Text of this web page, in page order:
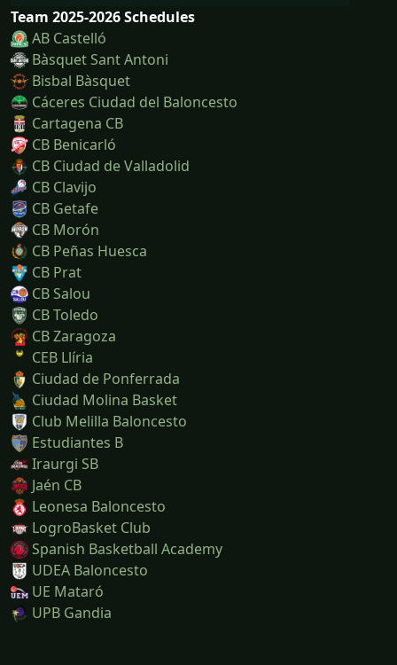
Team 2025-2026 Schedules
AB Castelló
Bàsquet Sant Antoni
Bisbal Bàsquet
Cáceres Ciudad del Baloncesto
Cartagena CB
CB Benicarló
CB Ciudad de Valladolid
CB Clavijo
CB Getafe
CB Morón
CB Peñas Huesca
CB Prat
CB Salou
CB Toledo
CB Zaragoza
CEB Llíria
Ciudad de Ponferrada
Ciudad Molina Basket
Club Melilla Baloncesto
Estudiantes B
Iraurgi SB
Jaén CB
Leonesa Baloncesto
LogroBasket Club
Spanish Basketball Academy
UDEA Baloncesto
UE Mataró
UPB Gandia